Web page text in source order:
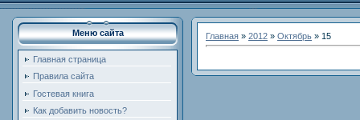
Меню сайта
Главная страница
Правила сайта
Гостевая книга
Как добавить новость?
Главная » 2012 » Октябрь » 15